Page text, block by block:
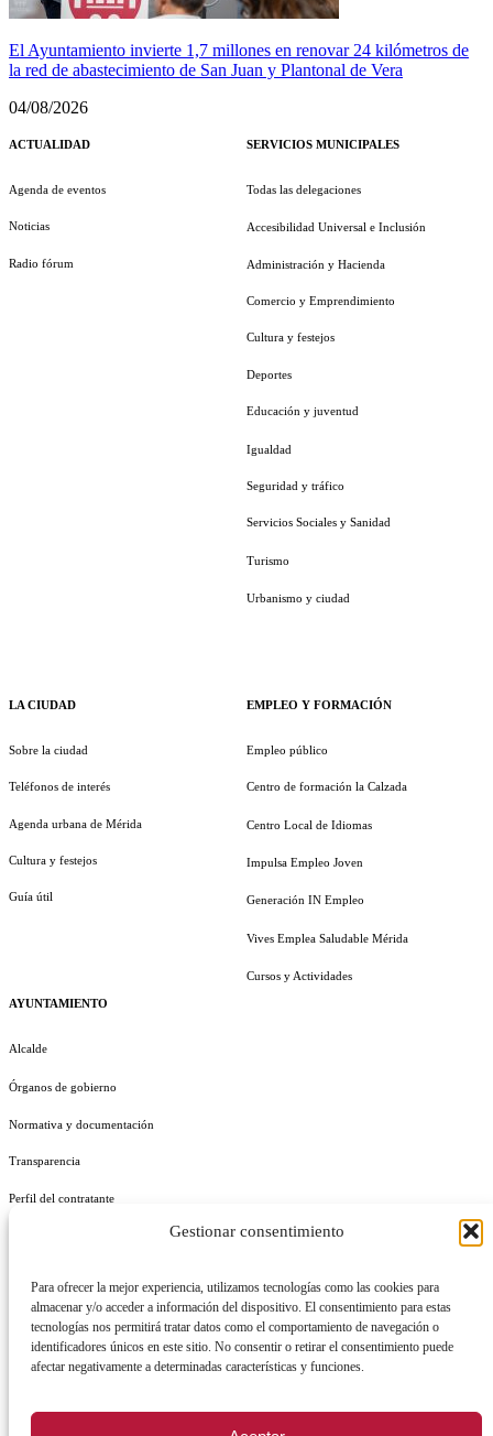
Gestionar consentimiento
Para ofrecer la mejor experiencia, utilizamos tecnologías como las cookies para
almacenar y/o acceder a información del dispositivo. El consentimiento para estas
tecnologías nos permitirá tratar datos como el comportamiento de navegación o
identificadores únicos en este sitio. No consentir o retirar el consentimiento puede
afectar negativamente a determinadas características y funciones.
El Ayuntamiento invierte 1,7 millones en renovar 24 kilómetros de
la red de abastecimiento de San Juan y Plantonal de Vera
04/08/2026
ACTUALIDAD
Agenda de eventos
Noticias
Radio fórum
LA CIUDAD
Sobre la ciudad
Teléfonos de interés
Agenda urbana de Mérida
Cultura y festejos
Guía útil
AYUNTAMIENTO
Alcalde
Órganos de gobierno
Normativa y documentación
Transparencia
Perfil del contratante
SERVICIOS MUNICIPALES
Todas las delegaciones
Accesibilidad Universal e Inclusión
Administración y Hacienda
Comercio y Emprendimiento
Cultura y festejos
Deportes
Educación y juventud
Igualdad
Seguridad y tráfico
Servicios Sociales y Sanidad
Turismo
Urbanismo y ciudad
EMPLEO Y FORMACIÓN
Empleo público
Centro de formación la Calzada
Centro Local de Idiomas
Impulsa Empleo Joven
Generación IN Empleo
Vives Emplea Saludable Mérida
Cursos y Actividades